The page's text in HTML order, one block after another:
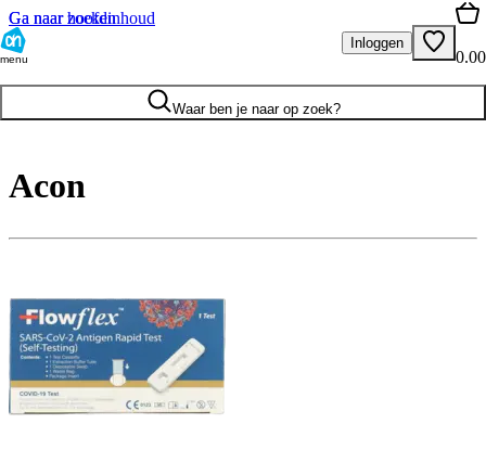
Ga naar hoofdinhoud
Ga naar zoeken
menu
Inloggen
0.00
Waar ben je naar op zoek?
Acon